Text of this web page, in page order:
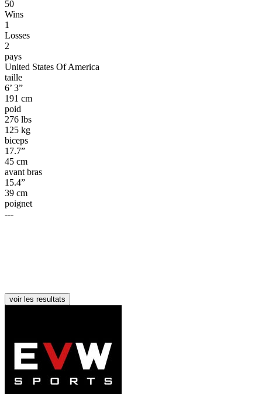
50
Wins
1
Losses
2
pays
United States Of America
taille
6’ 3”
191 cm
poid
276 lbs
125 kg
biceps
17.7”
45 cm
avant bras
15.4”
39 cm
poignet
---
voir les resultats